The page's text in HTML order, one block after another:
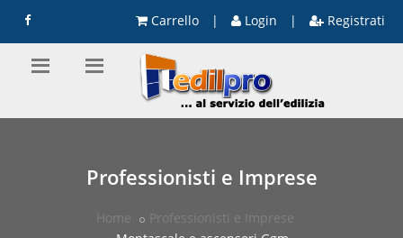
Carrello | Login | Registrati
Professionisti e Imprese
Home
Professionisti e Imprese